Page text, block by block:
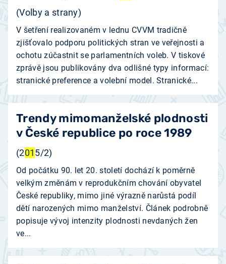
(Volby a strany)
V šetření realizovaném v lednu CVVM tradičně
zjišťovalo podporu politických stran ve veřejnosti a
ochotu zúčastnit se parlamentních voleb. V tiskové
zprávě jsou publikovány dva odlišné typy informací:
stranické preference a volební model. Stranické...
Trendy mimomanželské plodnosti
v České republice po roce 1989
(2015/2)
Od počátku 90. let 20. století dochází k poměrně
velkým změnám v reprodukčním chování obyvatel
České republiky, mimo jiné výrazně narůstá podíl
dětí narozených mimo manželství. Článek podrobně
popisuje vývoj intenzity plodnosti nevdaných žen
ve...